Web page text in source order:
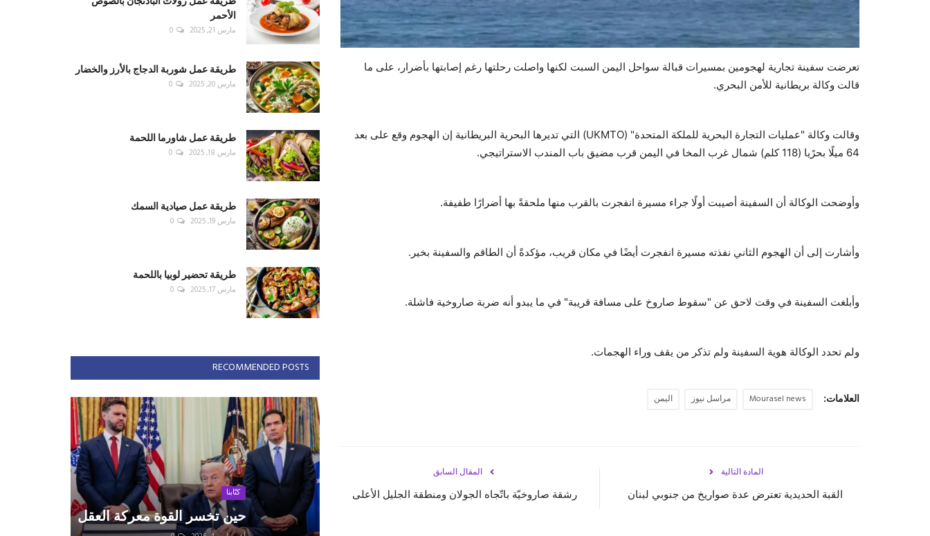
تعرضت سفينة تجارية لهجومين بمسيرات قبالة سواحل اليمن السبت لكنها واصلت رحلتها رغم إصابتها بأضرار، على ما
قالت وكالة بريطانية للأمن البحري.
وقالت وكالة "عمليات التجارة البحرية للملكة المتحدة" (UKMTO) التي تديرها البحرية البريطانية إن الهجوم وقع على بعد
64 ميلًا بحرًيا (118 كلم) شمال غرب المخا في اليمن قرب مضيق باب المندب الاستراتيجي.
وأوضحت الوكالة أن السفينة أصيبت أولًا جراء مسيرة انفجرت بالقرب منها ملحقةً بها أضرارًا طفيفة.
وأشارت إلى أن الهجوم الثاني نفذته مسيرة انفجرت أيضًا في مكان قريب، مؤكدةً أن الطاقم والسفينة بخير.
وأبلغت السفينة في وقت لاحق عن "سقوط صاروخ على مسافة قريبة" في ما يبدو أنه ضربة صاروخية فاشلة.
ولم تحدد الوكالة هوية السفينة ولم تذكر من يقف وراء الهجمات.
العلامات: Mourasel news مراسل نيوز اليمن
المقال السابق
رشقة صاروخيّة باتّجاه الجولان ومنطقة الجليل الأعلى
المادة التالية
القبة الحديدية تعترض عدة صواريخ من جنوبي لبنان
الأحمر
مارس 21, 2025 0
طريقة عمل شوربة الدجاج بالأرز والخضار
مارس 20, 2025 0
طريقة عمل شاورما اللحمة
مارس 18, 2025 0
طريقة عمل صيادية السمك
مارس 19, 2025 0
طريقة تحضير لوبيا باللحمة
مارس 17, 2025 0
RECOMMENDED POSTS
كتّابنا
حين تخسر القوة معركة العقل